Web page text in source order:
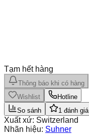
Tạm hết hàng
Thông báo khi có hàng
Wishlist
Hotline
So sánh
1 đánh giá
Xuất xứ: Switzerland
Nhãn hiệu: Suhner